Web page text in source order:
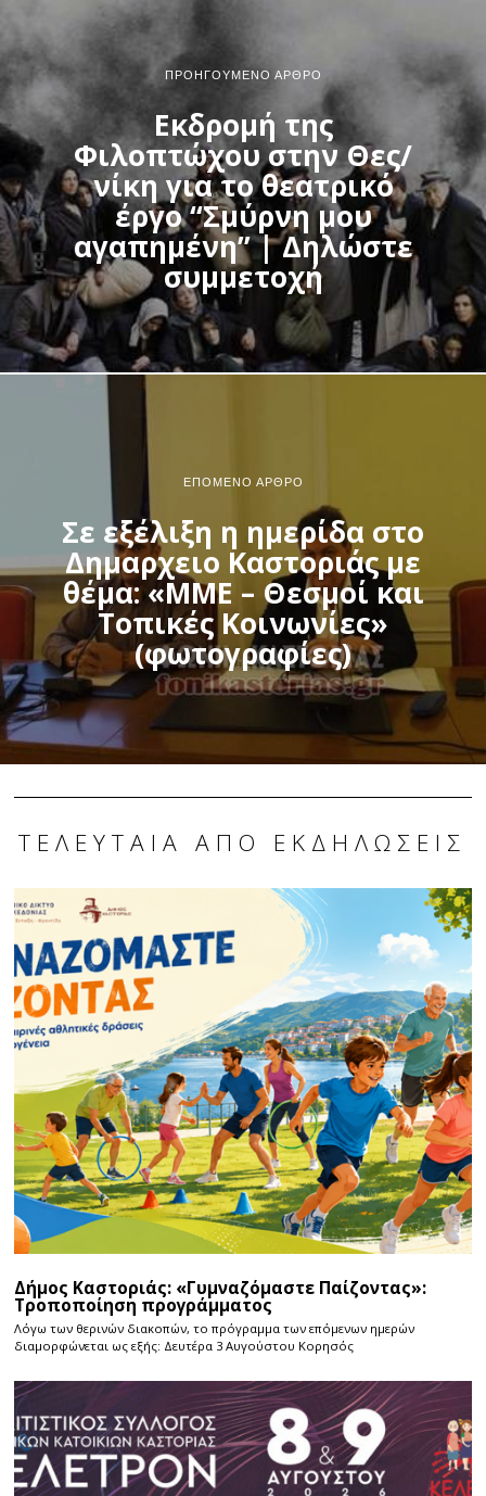
ΠΡΟΗΓΟΎΜΕΝΟ ΆΡΘΡΟ
Εκδρομή της
Φιλοπτώχου στην Θες/
νίκη για το θεατρικό
έργο “Σμύρνη μου
αγαπημένη” | Δηλώστε
συμμετοχή
ΕΠΌΜΕΝΟ ΆΡΘΡΟ
Σε εξέλιξη η ημερίδα στο
Δημαρχειο Καστοριάς με
θέμα: «ΜΜΕ – Θεσμοί και
Τοπικές Κοινωνίες»
(φωτογραφίες)
ΤΕΛΕΥΤΑΊΑ ΑΠΌ ΕΚΔΗΛΏΣΕΙΣ
Δήμος Καστοριάς: «Γυμναζόμαστε Παίζοντας»:
Τροποποίηση προγράμματος
Λόγω των θερινών διακοπών, το πρόγραμμα των επόμενων ημερών
διαμορφώνεται ως εξής: Δευτέρα 3 Αυγούστου Κορησός